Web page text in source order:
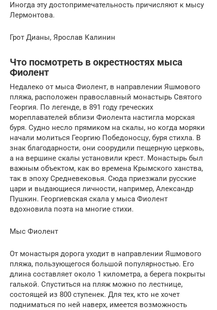
Иногда эту достопримечательность причисляют к мысу
Лермонтова.
Грот Дианы, Ярослав Калинин
Что посмотреть в окрестностях мыса
Фиолент
Недалеко от мыса Фиолент, в направлении Яшмового
пляжа, расположен православный монастырь Святого
Георгия. По легенде, в 891 году греческих
мореплавателей вблизи Фиолента настигла морская
буря. Судно несло прямиком на скалы, но когда моряки
начали молиться Георгию Победоносцу, буря стихла. В
знак благодарности, они соорудили пещерную церковь,
а на вершине скалы установили крест. Монастырь был
важным объектом, как во времена Крымского ханства,
так в эпоху Средневековья. Сюда приезжали русские
цари и выдающиеся личности, например, Александр
Пушкин. Георгиевская скала у мыса Фиолент
вдохновила поэта на многие стихи.
Мыс Фиолент
От монастыря дорога уходит в направлении Яшмового
пляжа, пользующегося большой популярностью. Его
длина составляет около 1 километра, а берега покрыты
галькой. Спуститься на пляж можно по лестнице,
состоящей из 800 ступенек. Для тех, кто не хочет
подниматься по ней наверх, имеется возможность